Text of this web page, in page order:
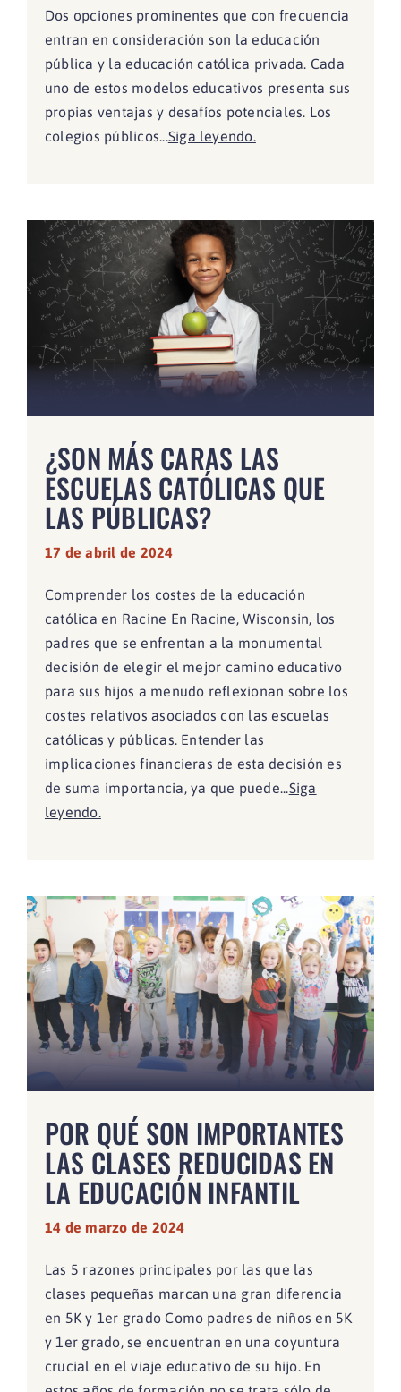
Dos opciones prominentes que con frecuencia
entran en consideración son la educación
pública y la educación católica privada. Cada
uno de estos modelos educativos presenta sus
propias ventajas y desafíos potenciales. Los
colegios públicos...Siga leyendo.
¿SON MÁS CARAS LAS
ESCUELAS CATÓLICAS QUE
LAS PÚBLICAS?
17 de abril de 2024
Comprender los costes de la educación
católica en Racine En Racine, Wisconsin, los
padres que se enfrentan a la monumental
decisión de elegir el mejor camino educativo
para sus hijos a menudo reflexionan sobre los
costes relativos asociados con las escuelas
católicas y públicas. Entender las
implicaciones financieras de esta decisión es
de suma importancia, ya que puede... Siga
leyendo.
POR QUÉ SON IMPORTANTES
LAS CLASES REDUCIDAS EN
LA EDUCACIÓN INFANTIL
14 de marzo de 2024
Las 5 razones principales por las que las
clases pequeñas marcan una gran diferencia
en 5K y 1er grado Como padres de niños en 5K
y 1er grado, se encuentran en una coyuntura
crucial en el viaje educativo de su hijo. En